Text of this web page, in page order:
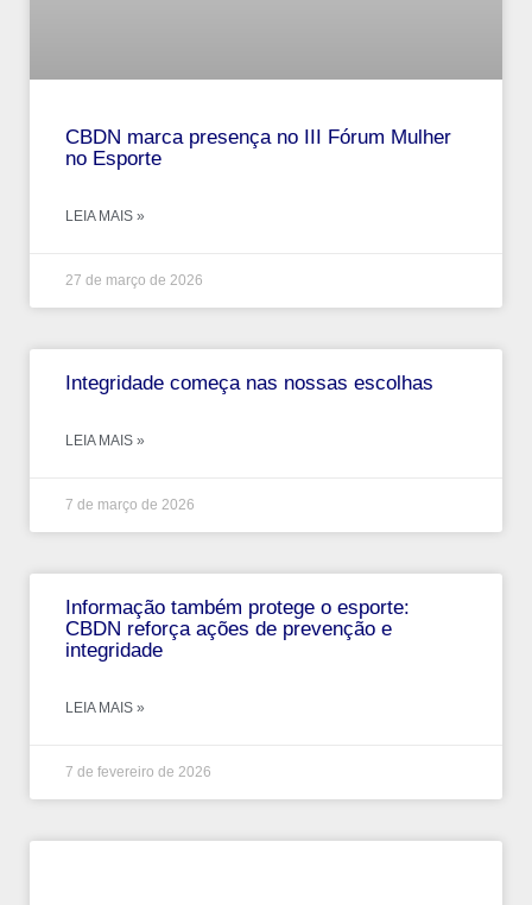
CBDN marca presença no III Fórum Mulher
no Esporte
LEIA MAIS »
27 de março de 2026
Integridade começa nas nossas escolhas
LEIA MAIS »
7 de março de 2026
Informação também protege o esporte:
CBDN reforça ações de prevenção e
integridade
LEIA MAIS »
7 de fevereiro de 2026